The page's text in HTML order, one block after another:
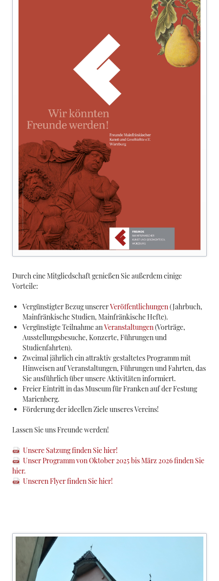
Durch eine Mitgliedschaft genießen Sie außerdem einige
Vorteile:
Vergünstigter Bezug unsererVeröffentlichungen(Jahrbuch,
Mainfränkische Studien, Mainfränkische Hefte).
Vergünstigte Teilnahme anVeranstaltungen(Vorträge,
Ausstellungsbesuche, Konzerte, Führungen und
Studienfahrten).
Zweimal jährlich ein attraktiv gestaltetes Programm mit
Hinweisen auf Veranstaltungen, Führungen und Fahrten, das
Sie ausführlich über unsere Aktivitäten informiert.
Freier Eintritt in das Museum für Franken auf der Festung
Marienberg.
Förderung der ideellen Ziele unseres Vereins!
Lassen Sie uns Freunde werden!
Unsere Satzung finden Sie hier!
Unser Programm von Oktober 2025 bis März 2026 finden Sie
hier.
Unseren Flyer finden Sie hier!